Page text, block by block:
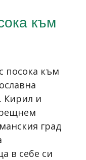
към
посока към
Кирил и
град
в себе си